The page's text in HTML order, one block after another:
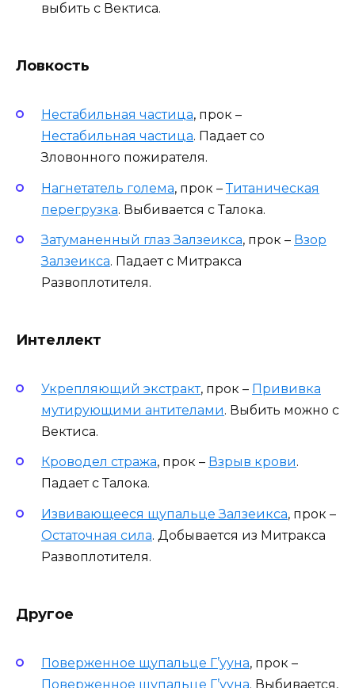
выбить с Вектиса.
Ловкость
Нестабильная частица, прок –
Нестабильная частица. Падает со
Зловонного пожирателя.
Нагнетатель голема, прок –Титаническая
перегрузка. Выбивается с Талока.
Затуманенный глаз Залзеикса, прок – Взор
Залзеикса. Падает с Митракса
Развоплотителя.
Интеллект
Укрепляющий экстракт, прок – Прививка
мутирующими антителами. Выбить можно с
Вектиса.
Кроводел стража, прок – Взрыв крови.
Падает с Талока.
Извивающееся щупальце Залзеикса, прок –
Остаточная сила. Добывается из Митракса
Развоплотителя.
Другое
Поверженное щупальце Г’ууна, прок –
Поверженное щупальце Г’ууна. Выбивается,